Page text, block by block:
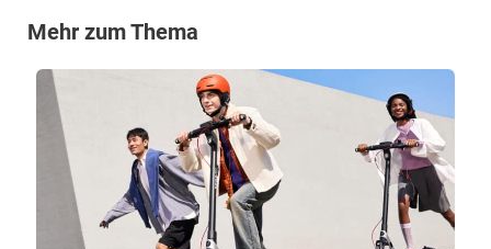
Mehr zum Thema